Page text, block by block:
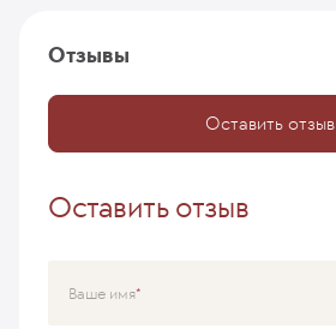
Отзывы
Оставить отзыв
Оставить отзыв
Ваше имя